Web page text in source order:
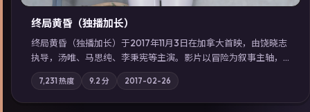
终局黄昏（独播加长）
终局黄昏（独播加长）于2017年11月3日在加拿大首映，由饶晓志
执导，汤唯、马思纯、李秉宪等主演。影片以冒险为叙事主轴，
记忆碎片重组后，主角发现自己从未活过“真实”的一天；摄影与
配乐强化地域气质；站内亦可通过「国产免费观看高清电视剧在
线看」延展检索同类型高分佳作，畅享高清在线追剧体验。
7,231 热度 9.2 分 2017-02-26